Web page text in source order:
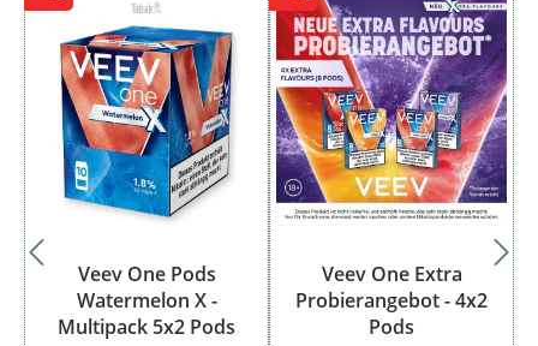
Veev One Pods
Watermelon X -
Multipack 5x2 Pods
Veev One Extra
Probierangebot - 4x2
Pods